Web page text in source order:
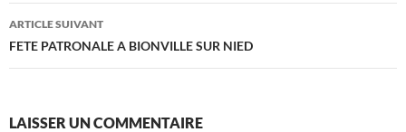
articles
ARTICLE SUIVANT
FETE PATRONALE A BIONVILLE SUR NIED
LAISSER UN COMMENTAIRE